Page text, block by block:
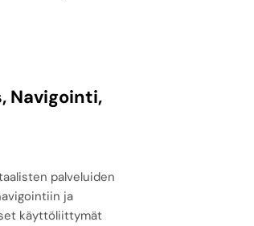
Navigointi,
palveluiden
ja
käyttöliittymät